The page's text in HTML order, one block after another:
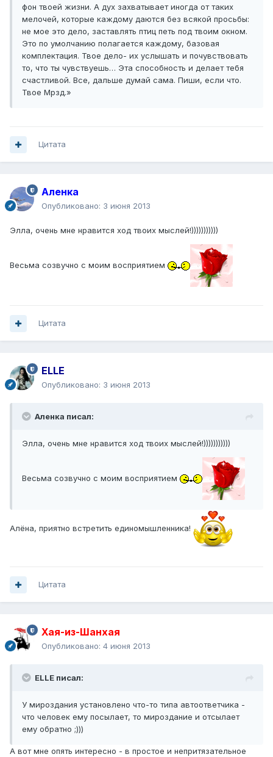
фон твоей жизни. А дух захватывает иногда от таких
мелочей, которые каждому даются без всякой просьбы:
не мое это дело, заставлять птиц петь под твоим окном.
Это по умолчанию полагается каждому, базовая
комплектация. Твое дело- их услышать и почувствовать
то, что ты чувствуешь… Эта способность и делает тебя
счастливой. Все, дальше думай сама. Пиши, если что.
Твое Мрзд.»
Цитата
Аленка
Опубликовано: 3 июня 2013
Элла, очень мне нравится ход твоих мыслей!)))))))))))
Весьма созвучно с моим восприятием
Цитата
ELLE
Опубликовано: 3 июня 2013
Аленка писал:
Элла, очень мне нравится ход твоих мыслей!)))))))))))
Весьма созвучно с моим восприятием
Алёна, приятно встретить единомышленника!
Цитата
Хая-из-Шанхая
Опубликовано: 4 июня 2013
ELLE писал:
У мироздания установлено что-то типа автоответчика -
что человек ему посылает, то мироздание и отсылает
ему обратно ;)))
А вот мне опять интересно - в простое и непритязательное